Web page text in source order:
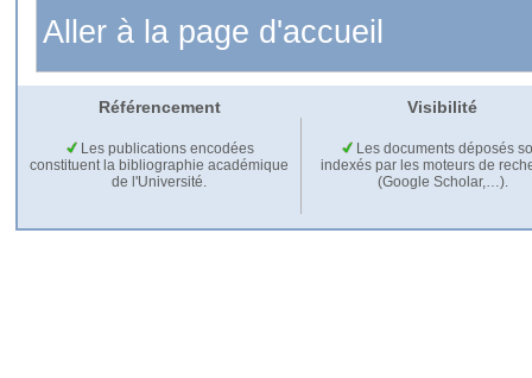
Aller à la page d'accueil
Référencement Visibilité
Les publications encodées
constituent la bibliographie académique
de l'Université.
Les documents déposés
indexés par les moteurs de
(Google Scholar,…).